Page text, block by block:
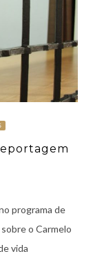
programa de
o Carmelo
vida